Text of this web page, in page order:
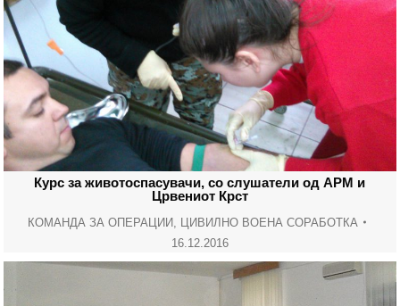
Курс за животоспасувачи, со слушатели од АРМ и
Црвениот Крст
КОМАНДА ЗА ОПЕРАЦИИ ЦИВИЛНО ВОЕНА СОРАБОТКА
16.12.2016